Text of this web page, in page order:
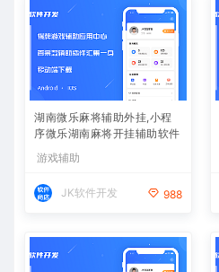
湖南微乐麻将辅助外挂,小程
序微乐湖南麻将开挂辅助软件
游戏辅助
JK软件开发 988